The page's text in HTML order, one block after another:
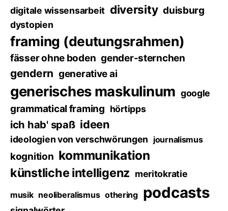
digitale wissensarbeit diversity duisburg
dystopien
framing (deutungsrahmen)
fässer ohne boden gender-sternchen
gendern generative ai
generisches maskulinum google
grammatical framing hörtipps
ich hab' spaß ideen
ideologien von verschwörungen journalismus
kognition kommunikation
künstliche intelligenz meritokratie
musik neoliberalismus othering podcasts